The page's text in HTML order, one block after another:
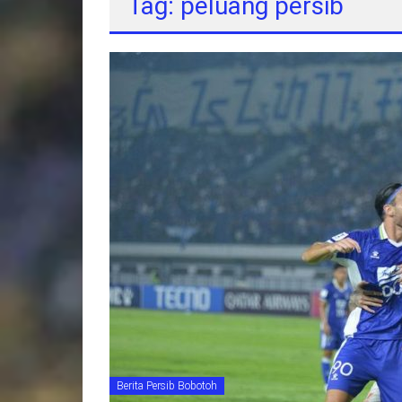
Berita Persib Bobotoh